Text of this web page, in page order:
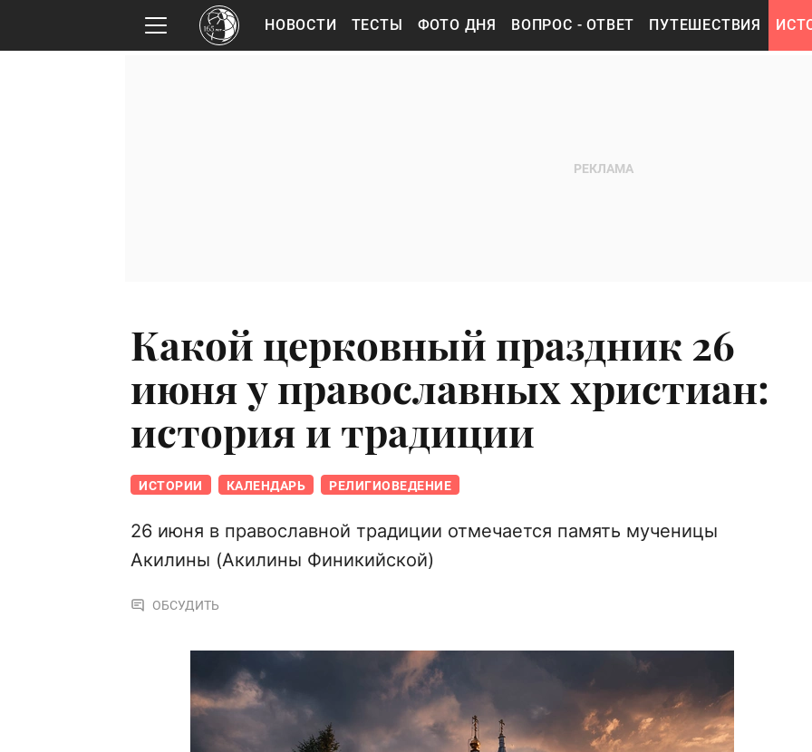
НОВОСТИ ТЕСТЫ ФОТО ДНЯ ВОПРОС - ОТВЕТ ПУТЕШЕСТВИЯ
Какой церковный праздник 26
июня у православных христиан:
история и традиции
ИСТОРИИ КАЛЕНДАРЬ РЕЛИГИОВЕДЕНИЕ
26 июня в православной традиции отмечается память мученицы
Акилины (Акилины Финикийской)
ОБСУДИТЬ